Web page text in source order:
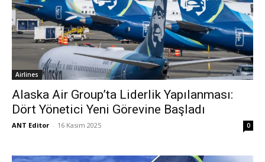
Airlines
Alaska Air Group’ta Liderlik Yapılanması:
Dört Yönetici Yeni Görevine Başladı
ANT Editor - 16 Kasım 2025 0